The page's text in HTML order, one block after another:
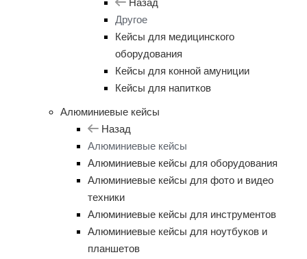
Назад
Другое
Кейсы для медицинского
оборудования
Кейсы для конной амуниции
Кейсы для напитков
Алюминиевые кейсы
Назад
Алюминиевые кейсы
Алюминиевые кейсы для оборудования
Алюминиевые кейсы для фото и видео
техники
Алюминиевые кейсы для инструментов
Алюминиевые кейсы для ноутбуков и
планшетов